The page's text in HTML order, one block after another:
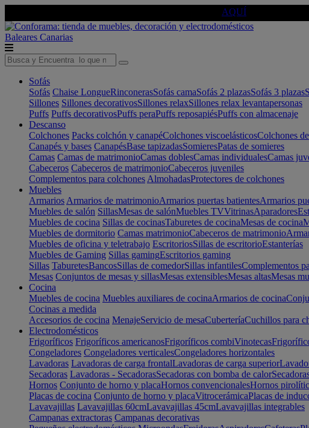
AQUÍ
Baleares Canarias
Sofás
Sofás Chaise LongueRinconerasSofás camaSofás 2 plazasSofás 3 plazas
Sillones Sillones decorativosSillones relaxSillones relax levantapersonas
Puffs Puffs decorativosPuffs peraPuffs reposapiésPuffs con almacenaje
Descanso
Colchones Packs colchón y canapéColchones viscoelásticosColchones
Canapés y bases CanapésBase tapizadasSomieresPatas de somieres
Camas Camas de matrimonioCamas doblesCamas individualesCamas
Cabeceros Cabeceros de matrimonioCabeceros juveniles
Complementos para colchones AlmohadasProtectores de colchones
Muebles
Armarios Armarios de matrimonioArmarios puertas batientesArmarios
Muebles de salón SillasMesas de salónMuebles TVVitrinasAparadores
Muebles de cocina Sillas de cocinasTaburetes de cocinaMesas de cocina
Muebles de dormitorio Camas matrimonioCabeceros de matrimonio
Muebles de oficina y teletrabajo EscritoriosSillas de escritorioEstanterías
Muebles de Gaming Sillas gamingEscritorios gaming
Sillas TaburetesBancosSillas de comedorSillas infantilesComplementos
Mesas Conjuntos de mesas y sillasMesas extensiblesMesas altasMesas
Cocina
Muebles de cocina Muebles auxiliares de cocinaArmarios de cocina
Cocinas a medida
Accesorios de cocina MenajeServicio de mesaCuberteríaCuchillos para
Electrodomésticos
Frigoríficos Frigoríficos americanosFrigoríficos combiVinotecas
Congeladores Congeladores verticalesCongeladores horizontales
Lavadoras Lavadoras de carga frontalLavadoras de carga superior
Secadoras Lavadoras - SecadorasSecadoras con bomba de calor
Hornos Conjunto de horno y placaHornos convencionalesHornos
Placas de cocina Conjunto de horno y placaVitrocerámicaPlacas de
Lavavajillas Lavavajillas 60cmLavavajillas 45cmLavavajillas integrables
Campanas extractoras Campanas decorativas